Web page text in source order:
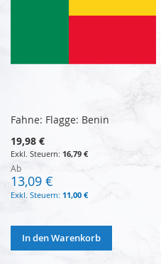
Fahne: Flagge: Benin
19,98 €
16,79 €
Ab
13,09 €
11,00 €
In den Warenkorb